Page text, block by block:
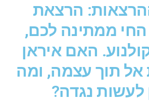
הרצאת
החי ממתינה לכם,
האם איראן
תוך עצמה, ומה
לעשות נגדה?